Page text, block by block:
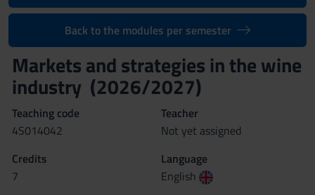
Back to the modules per semester
Markets and strategies in the wine
industry (2026/2027)
Teaching code
4S014042
Teacher
Not yet assigned
Credits
7
Language
English